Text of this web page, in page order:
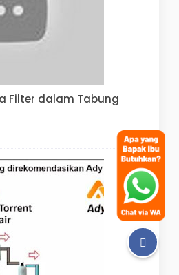
Filter dalam Tabung